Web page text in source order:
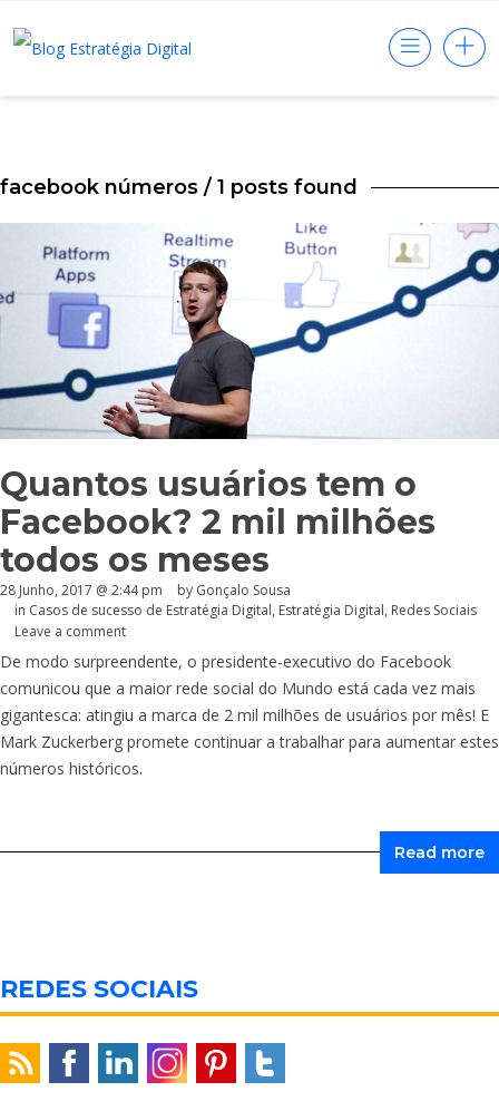
facebook números / 1 posts found
Quantos usuários tem o
Facebook? 2 mil milhões
todos os meses
28 Junho, 2017 @ 2:44 pm by Gonçalo Sousa
in Casos de sucesso de Estratégia Digital, Estratégia Digital, Redes Sociais
Leave a comment
De modo surpreendente, o presidente-executivo do Facebook
comunicou que a maior rede social do Mundo está cada vez mais
gigantesca: atingiu a marca de 2 mil milhões de usuários por mês! E
Mark Zuckerberg promete continuar a trabalhar para aumentar estes
números históricos.
Read more
REDES SOCIAIS